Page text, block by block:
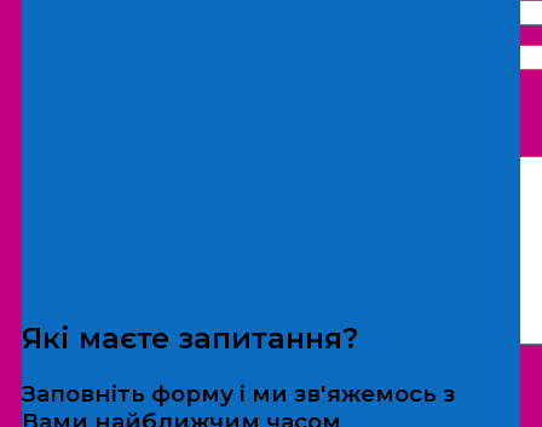
Які маєте запитання?
Заповніть форму і ми зв'яжемось з
Вами найближчим часом